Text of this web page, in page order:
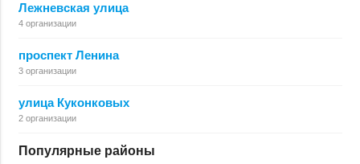
Лежневская улица
4 организации
проспект Ленина
3 организации
улица Куконковых
2 организации
Популярные районы